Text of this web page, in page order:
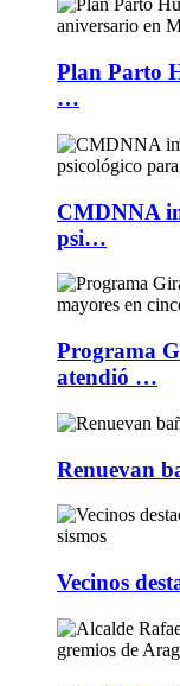
Plan Parto
…
CMDNNA
psi…
Programa
atendió …
Renuevan
Vecinos